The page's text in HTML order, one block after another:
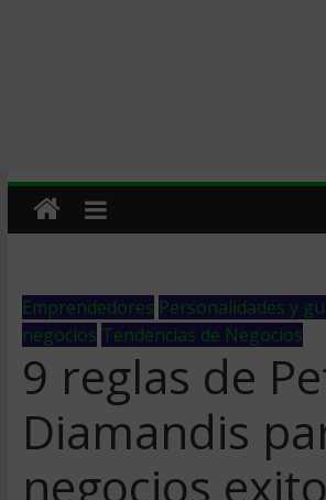
Emprendedores Personalidades y
negocios Tendencias de Negocios
9 reglas de
Diamandis
negocios